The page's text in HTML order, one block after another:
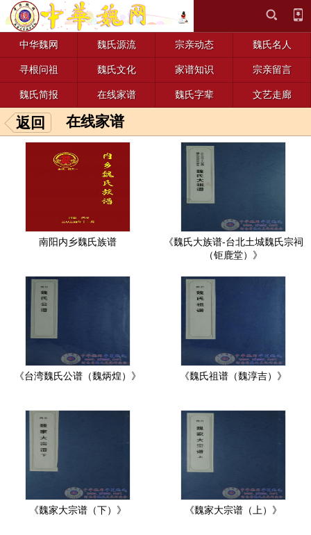
中华魏网 魏氏源流 宗亲动态 魏氏名人
寻根问祖 魏氏文化 家谱知识 宗亲留言
魏氏简报 在线家谱 魏氏字辈 文艺走廊
返回 在线家谱
南阳内乡魏氏族谱
《魏氏大族谱-台北土城魏氏宗祠
（钜鹿堂）》
《台湾魏氏公谱（魏炳煌）》 《魏氏祖谱（魏淳吉）》
《魏家大宗谱（下）》 《魏家大宗谱（上）》